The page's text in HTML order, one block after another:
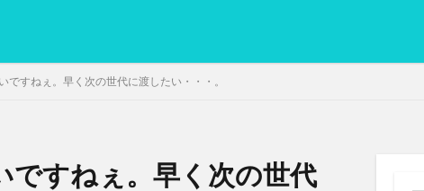
ですねぇ。早く次の世代に渡したい・・・。
ですねぇ。早く次の世代
グリグリ画像 マレーシア動画 ヨーグルト
低温調理・スロークッカー